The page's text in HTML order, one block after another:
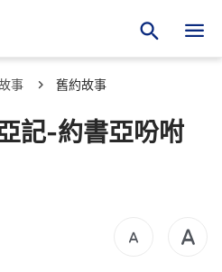
事 舊約故事
記-約書亞吩咐